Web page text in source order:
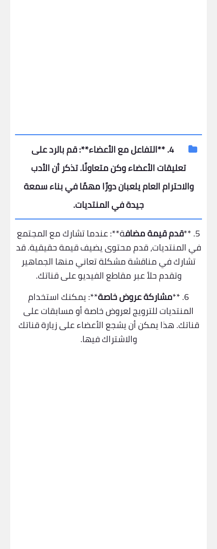
4. ** التفاعل مع الأعضاء**: قم بالرد على
تعليقات الأعضاء وكن متعاونًا. تذكر أن الأدب
والاحترام العام يلعبان دورًا مهمًا في بناء سمعة
جيدة في المنتديات.
5. **
قدم قيمة مضافة**: عندما تشارك مع المجتمع
في المنتديات، قدم محتوى يضيف قيمة حقيقية. قد
تشارك في مناقشة مشكلة تعاني منها الجماهير
وتقدم حلاً عبر مقاطع الفيديو على قناتك.
6. **
مشاركة عروض خاصة**: يمكنك استخدام
المنتديات للترويج لعروض خاصة أو مسابقات على
قناتك. هذا يمكن أن يشجع الأعضاء على زيارة قناتك
والاشتراك فيها.